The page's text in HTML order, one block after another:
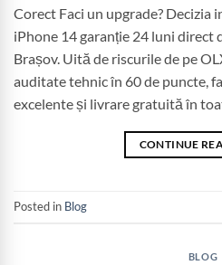
Corect Faci un upgrade? Decizia
iPhone 14 garanție 24 luni direct
Brașov. Uită de riscurile de pe
auditate tehnic în 60 de puncte,
excelente și livrare gratuită în
CONTINUE
Posted in Blog
BLOG